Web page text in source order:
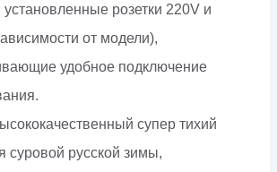
установленные розетки 220V и
от модели),
удобное подключение
супер тихий
суровой русской зимы,